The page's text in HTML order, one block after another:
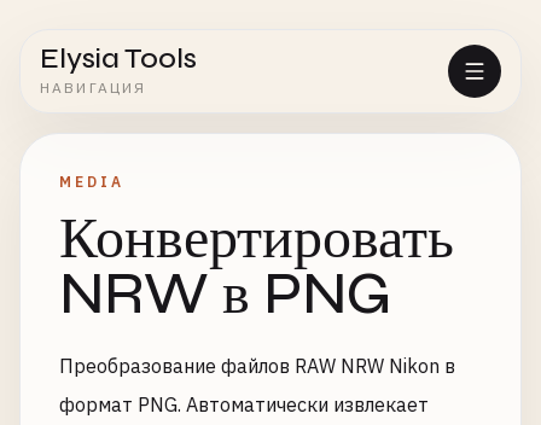
Elysia Tools
НАВИГАЦИЯ
MEDIA
Конвертировать
NRW в PNG
Преобразование файлов RAW NRW Nikon в
формат PNG. Автоматически извлекает